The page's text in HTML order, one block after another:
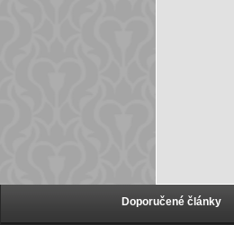
Doporučené články